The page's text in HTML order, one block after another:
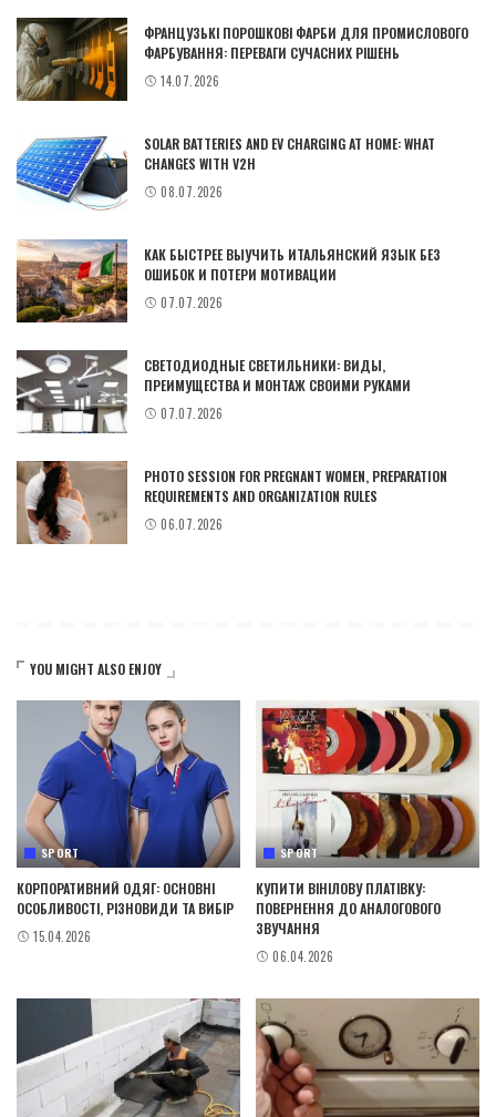
ФРАНЦУЗЬКІ ПОРОШКОВІ ФАРБИ ДЛЯ ПРОМИСЛОВОГО
ФАРБУВАННЯ: ПЕРЕВАГИ СУЧАСНИХ РІШЕНЬ
14.07.2026
SOLAR BATTERIES AND EV CHARGING AT HOME: WHAT
CHANGES WITH V2H
08.07.2026
КАК БЫСТРЕЕ ВЫУЧИТЬ ИТАЛЬЯНСКИЙ ЯЗЫК БЕЗ
ОШИБОК И ПОТЕРИ МОТИВАЦИИ
07.07.2026
СВЕТОДИОДНЫЕ СВЕТИЛЬНИКИ: ВИДЫ,
ПРЕИМУЩЕСТВА И МОНТАЖ СВОИМИ РУКАМИ
07.07.2026
PHOTO SESSION FOR PREGNANT WOMEN, PREPARATION
REQUIREMENTS AND ORGANIZATION RULES
06.07.2026
YOU MIGHT ALSO ENJOY
SPORT
КОРПОРАТИВНИЙ ОДЯГ: ОСНОВНІ
ОСОБЛИВОСТІ, РІЗНОВИДИ ТА ВИБІР
15.04.2026
SPORT
КУПИТИ ВІНІЛОВУ ПЛАТІВКУ:
ПОВЕРНЕННЯ ДО АНАЛОГОВОГО
ЗВУЧАННЯ
06.04.2026